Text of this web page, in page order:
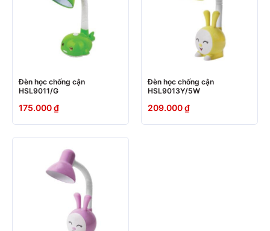
Đèn học chống cận
HSL9011/G
175.000₫
Đèn học chống cận
HSL9013Y/5W
209.000₫